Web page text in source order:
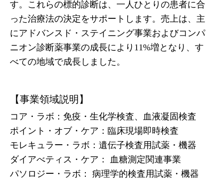
す。これらの標的診断は、一人ひとりの患者に合
った治療法の決定をサポートします。売上は、主
にアドバンスド・ステイニング事業およびコンパ
ニオン診断薬事業の成長により11%増となり、す
べての地域で成長しました。
【事業領域説明】
コア・ラボ：免疫・生化学検査、血液凝固検査
ポイント・オブ・ケア：臨床現場即時検査
モレキュラー・ラボ：遺伝子検査用試薬・機器
ダイアべティス・ケア： 血糖測定関連事業
パソロジー・ラボ： 病理学的検査用試薬・機器